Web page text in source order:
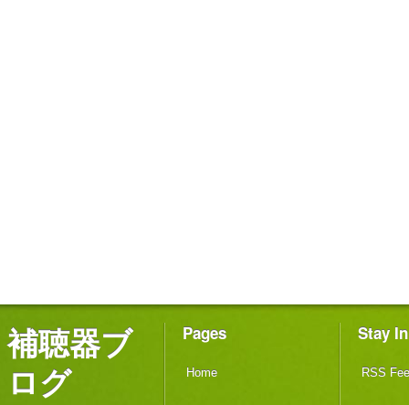
補聴器ブ
ログ
Pages
Home
Stay
RSS